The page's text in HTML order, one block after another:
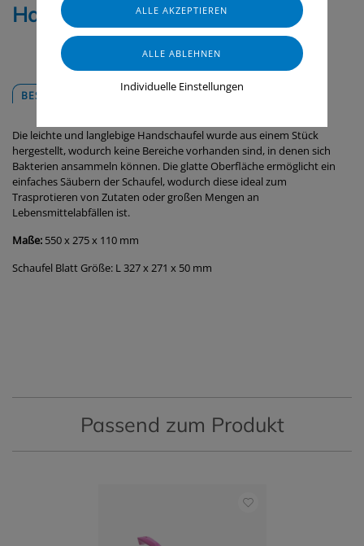
Handschaufel, 275 mm
BESCHREIBUNG
Die leichte und langlebige Handschaufel wurde aus einem Stück
hergestellt, wodurch keine Bereiche vorhanden sind, in denen sich
Bakterien ansammeln können. Die glatte Oberfläche ermöglicht ein
einfaches Säubern der Schaufel, wodurch diese ideal zum
Trasprotieren von Zutaten oder großen Mengen an
Lebensmittelabfällen ist.
Maße: 550 x 275 x 110 mm
Schaufel Blatt Größe: L 327 x 271 x 50 mm
Passend zum Produkt
Individuelle Einstellungen